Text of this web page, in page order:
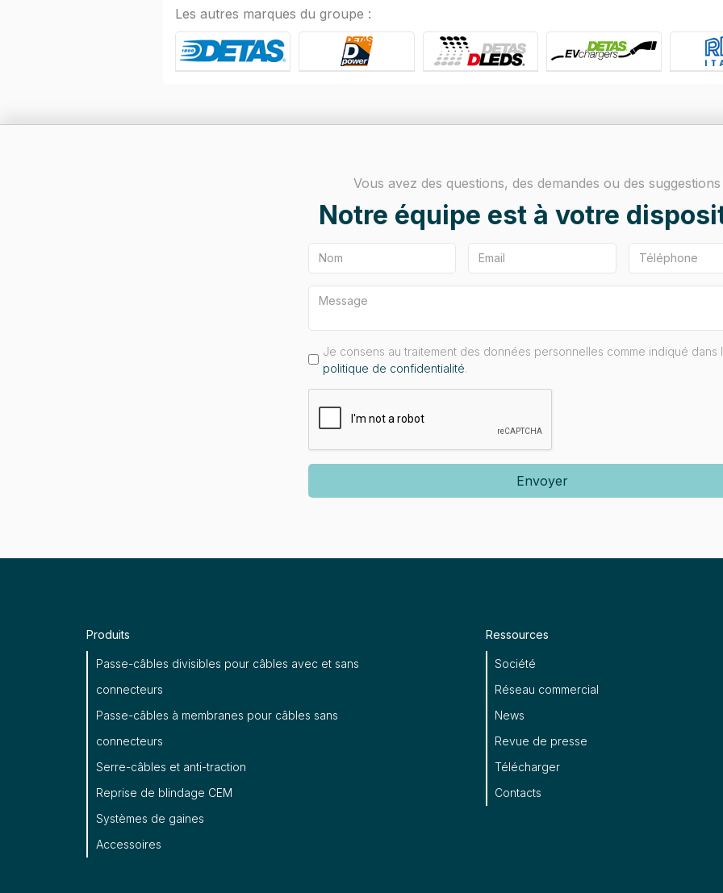
Les autres marques du groupe :
Vous avez des questions, des demandes ou des suggestions
Notre équipe est à votre
Je consens au traitement des données personnelles comme indiqué dans
politique de confidentialité.
Produits
Passe-câbles divisibles pour câbles avec et sans
connecteurs
Passe-câbles à membranes pour câbles sans
connecteurs
Serre-câbles et anti-traction
Reprise de blindage CEM
Systèmes de gaines
Accessoires
Ressources
Société
Réseau commercial
News
Revue de presse
Télécharger
Contacts